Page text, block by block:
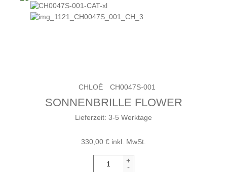
CH0047S-001
CHLOÉ
SONNENBRILLE FLOWER
Lieferzeit: 3-5 Werktage
330,00 € inkl. MwSt.
-
+